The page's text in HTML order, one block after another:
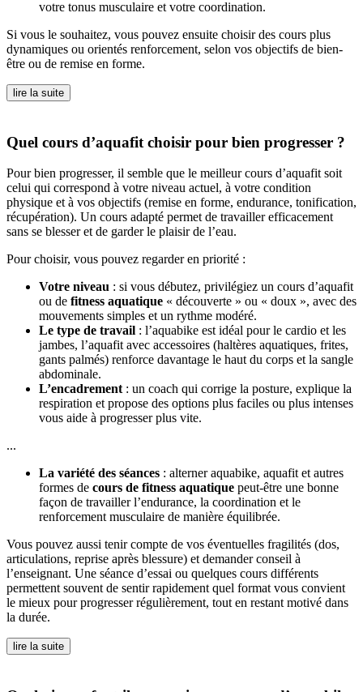
votre tonus musculaire et votre coordination.
Si vous le souhaitez, vous pouvez ensuite choisir des cours plus
dynamiques ou orientés renforcement, selon vos objectifs de bien-
être ou de remise en forme.
lire la suite
Quel cours d’aquafit choisir pour bien progresser ?
Pour bien progresser, il semble que le meilleur cours d’aquafit soit
celui qui correspond à votre niveau actuel, à votre condition
physique et à vos objectifs (remise en forme, endurance, tonification,
récupération). Un cours adapté permet de travailler efficacement
sans se blesser et de garder le plaisir de l’eau.
Pour choisir, vous pouvez regarder en priorité :
Votre niveau : si vous débutez, privilégiez un cours d’aquafit
ou de fitness aquatique « découverte » ou « doux », avec des
mouvements simples et un rythme modéré.
Le type de travail : l’aquabike est idéal pour le cardio et les
jambes, l’aquafit avec accessoires (haltères aquatiques, frites,
gants palmés) renforce davantage le haut du corps et la sangle
abdominale.
L’encadrement : un coach qui corrige la posture, explique la
respiration et propose des options plus faciles ou plus intenses
vous aide à progresser plus vite.
...
La variété des séances : alterner aquabike, aquafit et autres
formes de cours de fitness aquatique peut-être une bonne
façon de travailler l’endurance, la coordination et le
renforcement musculaire de manière équilibrée.
Vous pouvez aussi tenir compte de vos éventuelles fragilités (dos,
articulations, reprise après blessure) et demander conseil à
l’enseignant. Une séance d’essai ou quelques cours différents
permettent souvent de sentir rapidement quel format vous convient
le mieux pour progresser régulièrement, tout en restant motivé dans
la durée.
lire la suite